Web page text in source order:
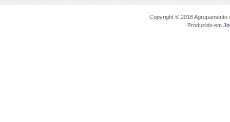
Copyright © 2016
Produzido em